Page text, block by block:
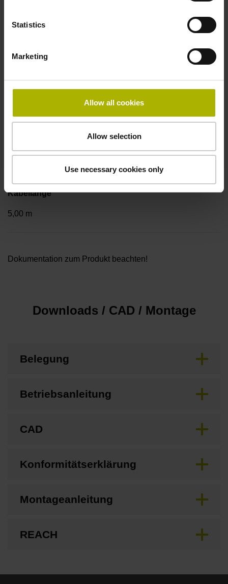
Statistics
Marketing
Allow all cookies
Allow selection
Use necessary cookies only
Elektrischer Anschluss
Anschluss-Belegung
Kabelausgang axial und radial verwendbar
Kabellänge
5,00 m
Dokumentation zum Produkt beachten!
Downloads / CAD / Montage
Belegung
Betriebsanleitung
CAD
Konformitätserklärung
Montageanleitung
REACH